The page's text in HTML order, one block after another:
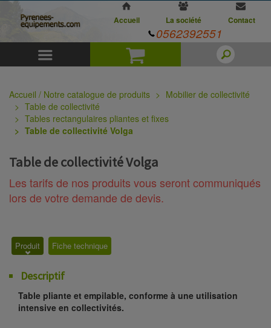
Panier
Accueil La société Contact
0562392551
Accueil / Notre catalogue de produits
Mobilier de collectivité
Table de collectivité
Tables rectangulaires pliantes et fixes
Table de collectivité Volga
Table de collectivité Volga
Les tarifs de nos produits vous seront communiqués
lors de votre demande de devis.
Produit Fiche technique
Descriptif
Table pliante et empilable, conforme à une utilisation
intensive en collectivités.